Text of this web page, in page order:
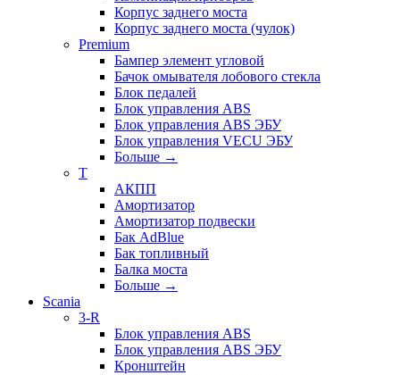
Корпус заднего моста
Корпус заднего моста (чулок)
Premium
Бампер элемент угловой
Бачок омывателя лобового стекла
Блок педалей
Блок управления ABS
Блок управления ABS ЭБУ
Блок управления VECU ЭБУ
Больше →
T
АКПП
Амортизатор
Амортизатор подвески
Бак AdBlue
Бак топливный
Балка моста
Больше →
Scania
3-R
Блок управления ABS
Блок управления ABS ЭБУ
Кронштейн